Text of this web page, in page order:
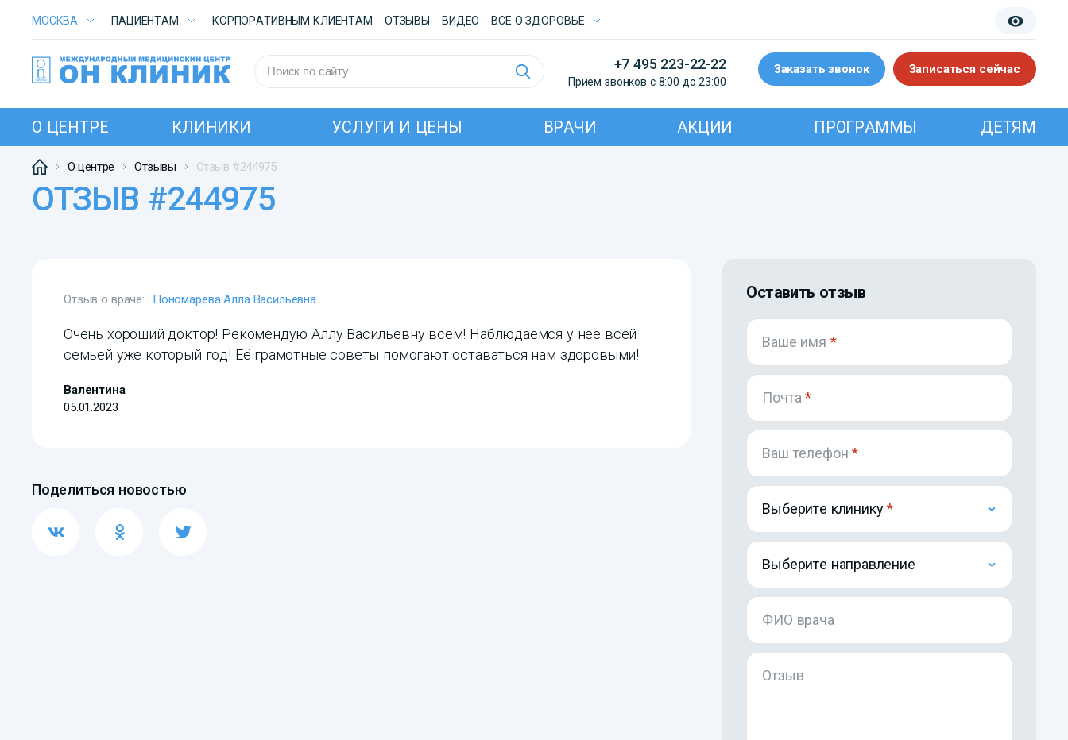
МОСКВА ПАЦИЕНТАМ КОРПОРАТИВНЫМ КЛИЕНТАМ ОТЗЫВЫ ВИДЕО ВСE О ЗДОРОВЬЕ
+7 495 223-22-22
Прием звонков с 8:00 до 23:00
Заказать звонок Записаться сейчас
О ЦЕНТРЕ КЛИНИКИ УСЛУГИ И ЦЕНЫ ВРАЧИ АКЦИИ ПРОГРАММЫ ДЕТЯМ
О центре Отзывы Отзыв #244975
ОТЗЫВ #244975
Отзыв о враче: Пономарева Алла Васильевна
Очень хороший доктор! Рекомендую Аллу Васильевну всем! Наблюдаемся у нее всей
семьей уже который год! Её грамотные советы помогают оставаться нам здоровыми!
Валентина
05.01.2023
Поделиться новостью
Оставить отзыв
Ваше имя *
Почта*
Ваш телефон*
Выберите клинику
Выберите направление
ФИО врача
Отзыв